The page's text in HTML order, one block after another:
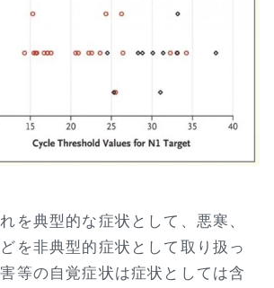
を典型的な症状として、悪寒、
を非典型的症状として取り扱っ
等の自覚症状は症状としては含